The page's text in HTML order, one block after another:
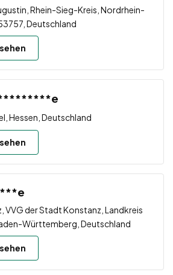
Rhein-Sieg-Kreis, Nordrhein-
Deutschland
Hessen, Deutschland
VVG der Stadt Konstanz, Landkreis
Württemberg, Deutschland